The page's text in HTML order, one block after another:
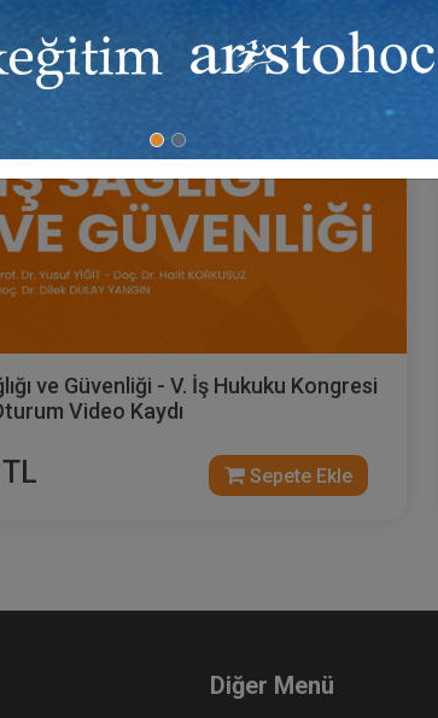
Tüketici Hukuku Enstitüsü
Güvenlik Hukuku - V. İş Hukuku
- IV. Oturum Video Kaydı
Sepete Ekle
Diğer Menü